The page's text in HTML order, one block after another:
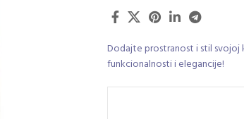
Dodajte prostranost i stil svojoj
funkcionalnosti i elegancije!